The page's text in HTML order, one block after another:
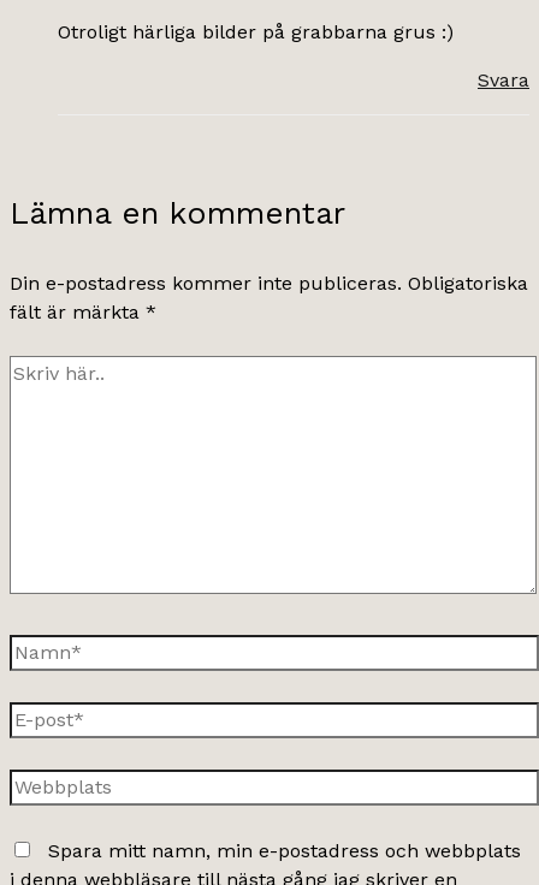
Otroligt härliga bilder på grabbarna grus :)
Svara
Lämna en kommentar
Din e-postadress kommer inte publiceras. Obligatoriska
fält är märkta *
Skriv
Namn*
E-
post*
Webbplats
Spara mitt namn, min e-postadress och webbplats
i denna webbläsare till nästa gång jag skriver en